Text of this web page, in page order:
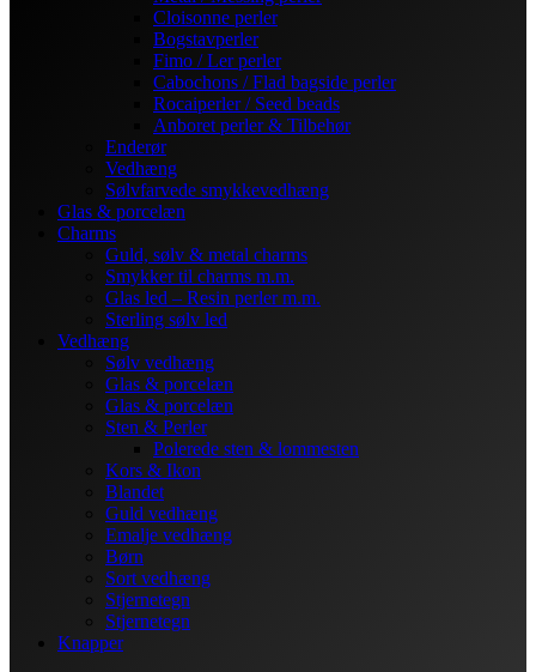
Cloisonne perler
Bogstavperler
Fimo / Ler perler
Cabochons / Flad bagside perler
Rocaiperler / Seed beads
Anboret perler & Tilbehør
Enderør
Vedhæng
Sølvfarvede smykkevedhæng
Glas & porcelæn
Charms
Guld, sølv & metal charms
Smykker til charms m.m.
Glas led – Resin perler m.m.
Sterling sølv led
Vedhæng
Sølv vedhæng
Glas & porcelæn
Glas & porcelæn
Sten & Perler
Polerede sten & lommesten
Kors & Ikon
Blandet
Guld vedhæng
Emalje vedhæng
Børn
Sort vedhæng
Stjernetegn
Stjernetegn
Knapper